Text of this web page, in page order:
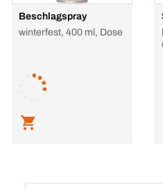
Beschlagspray
winterfest, 400 ml, Dose